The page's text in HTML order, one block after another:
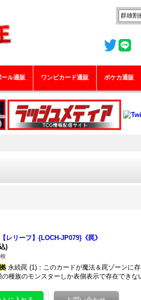
ール通販 ワンピカード通販 ポケカ通販
【レリーフ】{LOCH-JP079}《罠》
)
永続罠 (1)：このカードが魔法＆罠ゾーンに
の種族のモンスターしか表側表示で存在でき